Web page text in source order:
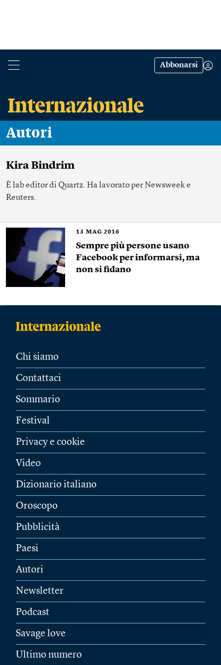
Abbonarsi
Autori
Kira Bindrim
È lab editor di Quartz. Ha lavorato per Newsweek e
Reuters.
13 MAG 2016
Sempre più persone usano
Facebook per informarsi, ma
non si fidano
Chi siamo
Contattaci
Sommario
Festival
Privacy e cookie
Video
Dizionario italiano
Oroscopo
Pubblicità
Paesi
Autori
Newsletter
Podcast
Savage love
Ultimo numero